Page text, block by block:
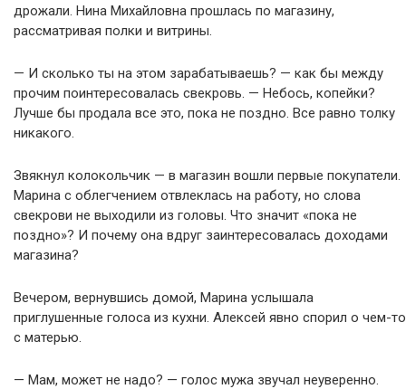
дрожали. Нина Михайловна прошлась по магазину,
рассматривая полки и витрины.
— И сколько ты на этом зарабатываешь? — как бы между
прочим поинтересовалась свекровь. — Небось, копейки?
Лучше бы продала все это, пока не поздно. Все равно толку
никакого.
Звякнул колокольчик — в магазин вошли первые покупатели.
Марина с облегчением отвлеклась на работу, но слова
свекрови не выходили из головы. Что значит «пока не
поздно»? И почему она вдруг заинтересовалась доходами
магазина?
Вечером, вернувшись домой, Марина услышала
приглушенные голоса из кухни. Алексей явно спорил о чем-то
с матерью.
— Мам, может не надо? — голос мужа звучал неуверенно.